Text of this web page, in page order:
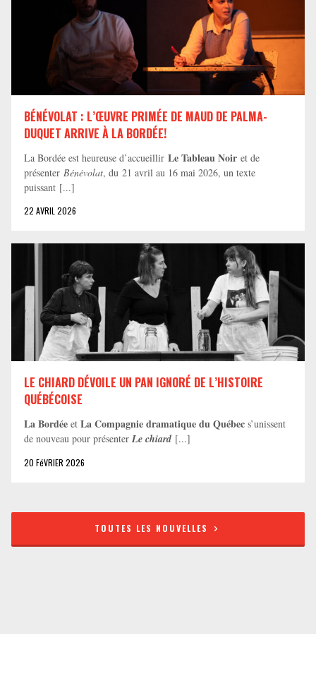
BÉNÉVOLAT : L’ŒUVRE PRIMÉE DE MAUD DE PALMA-
DUQUET ARRIVE À LA BORDÉE!
La Bordée est heureuse d’accueillir Le Tableau Noir et de
présenter Bénévolat, du 21 avril au 16 mai 2026, un texte
puissant [...]
22 AVRIL 2026
LE CHIARD DÉVOILE UN PAN IGNORÉ DE L’HISTOIRE
QUÉBÉCOISE
La Bordée et La Compagnie dramatique du Québec s’unissent
de nouveau pour présenter Le chiard [...]
20 FéVRIER 2026
TOUTES LES NOUVELLES